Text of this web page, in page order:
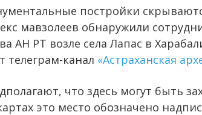
постройки
мавзолеев обнаружили
АН РТ возле села Лапас в
телеграм-канал «Астраханская
что здесь могут быть
это место обозначено